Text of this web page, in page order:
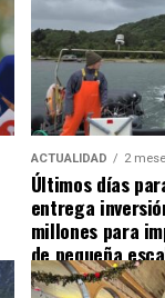
ACTUALIDAD 2
Últimos días
entrega
millones para
de pequeña